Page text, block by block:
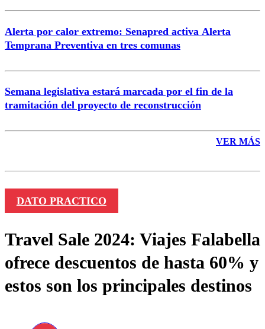
Alerta por calor extremo: Senapred activa Alerta
Temprana Preventiva en tres comunas
Semana legislativa estará marcada por el fin de la
tramitación del proyecto de reconstrucción
VER MÁS
DATO PRACTICO
Travel Sale 2024: Viajes Falabella
ofrece descuentos de hasta 60% y
estos son los principales destinos